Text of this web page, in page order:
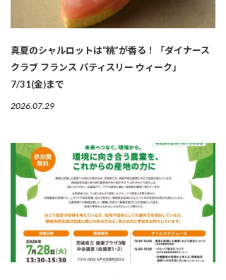
真夏のシャルロットは“桃”が香る！「ダイナース
クラブ フランス パティスリー ウィーク」
7/31(金)まで
2026.07.29